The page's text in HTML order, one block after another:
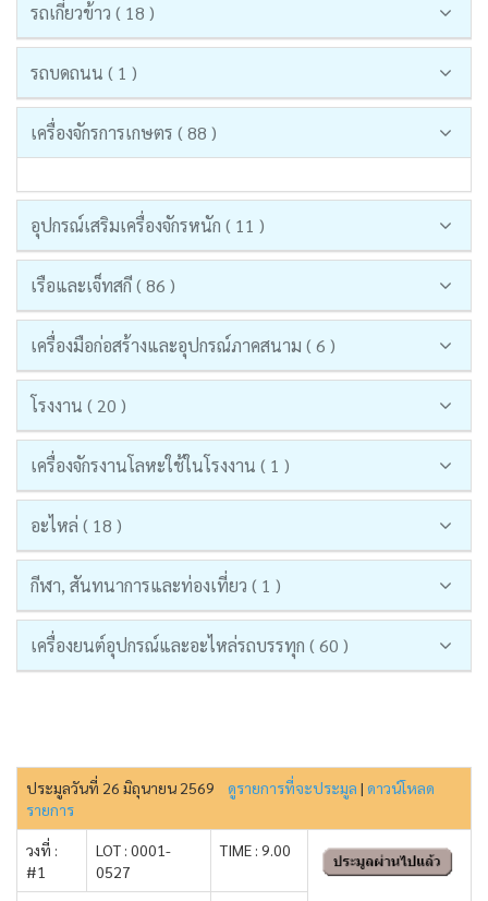
รถเกี่ยวข้าว ( 18 )
รถบดถนน ( 1 )
เครื่องจักรการเกษตร ( 88 )
อุปกรณ์เสริมเครื่องจักรหนัก ( 11 )
เรือและเจ็ทสกี ( 86 )
เครื่องมือก่อสร้างและอุปกรณ์ภาคสนาม ( 6 )
โรงงาน ( 20 )
เครื่องจักรงานโลหะใช้ในโรงงาน ( 1 )
อะไหล่ ( 18 )
กีฬา, สันทนาการและท่องเที่ยว ( 1 )
เครื่องยนต์อุปกรณ์และอะไหล่รถบรรทุก ( 60 )
ประมูลวันที่ 26 มิถุนายน 2569 ดูรายการที่จะประมูล | ดาวน์โหลด
รายการ
วงที่ :
#1
LOT : 0001-
0527
TIME : 9.00